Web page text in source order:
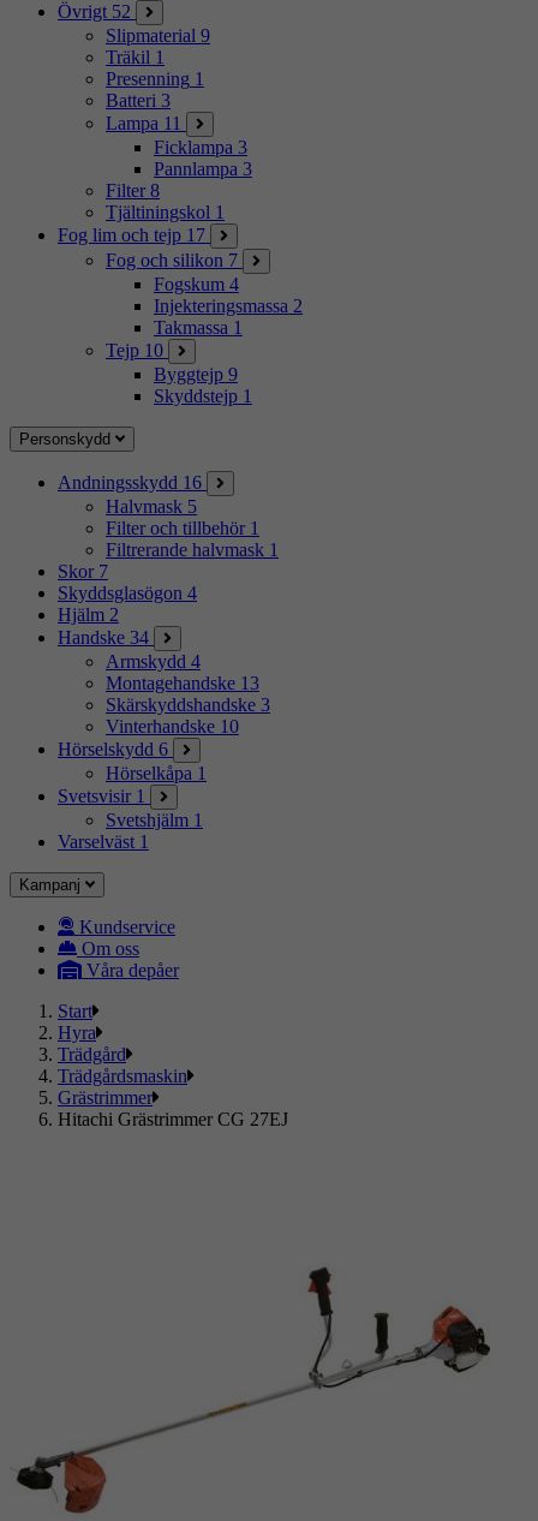
Övrigt 52
Slipmaterial 9
Träkil 1
Presenning 1
Batteri 3
Lampa 11
Ficklampa 3
Pannlampa 3
Filter 8
Tjältiningskol 1
Fog lim och tejp 17
Fog och silikon 7
Fogskum 4
Injekteringsmassa 2
Takmassa 1
Tejp 10
Byggtejp 9
Skyddstejp 1
Personskydd
Andningsskydd 16
Halvmask 5
Filter och tillbehör 1
Filtrerande halvmask 1
Skor 7
Skyddsglasögon 4
Hjälm 2
Handske 34
Armskydd 4
Montagehandske 13
Skärskyddshandske 3
Vinterhandske 10
Hörselskydd 6
Hörselkåpa 1
Svetsvisir 1
Svetshjälm 1
Varselväst 1
Kampanj
Kundservice
Om oss
Våra depåer
Start
Hyra
Trädgård
Trädgårdsmaskin
Grästrimmer
Hitachi Grästrimmer CG 27EJ